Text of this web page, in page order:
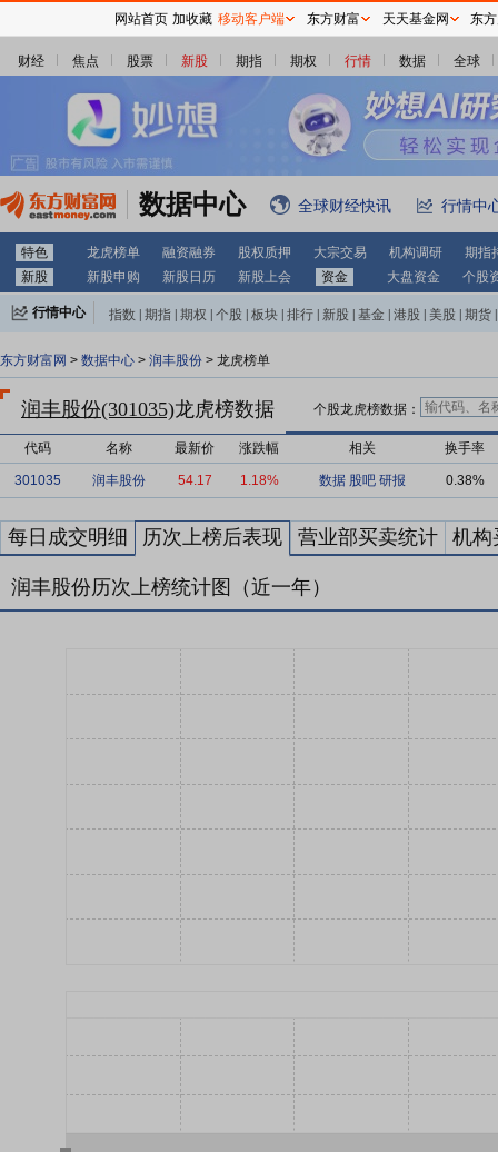
财经 焦点 股票 新股 期指 期权 行情 数据 全球
数据中心 全球财经快讯 行情中
特色 龙虎榜单 融资融券 股权质押 大宗交易 机构调研
期指
新股
新股申购 新股日历 新股上会 资金 大盘资金 个股
行情中心 指数 期指 期权 个股 板块 排行 新股 基金 港股 美股 期货
东方财富网 > 数据中心 > 润丰股份 > 龙虎榜单
润丰股份(301035)龙虎榜数据 个股龙虎榜数据：
代码 名称 最新价 涨跌幅 相关 换手率
301035 润丰股份 54.17 1.18% 数据 股吧 研报 0.38%
每日成交明细 历次上榜后表现 营业部买卖统计 机构
润丰股份历次上榜统计图（近一年）
网站首页 加收藏 移动客户端 东方财富 天天基金网 东